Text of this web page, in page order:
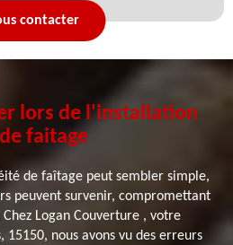
contacter
lors de l'installation
faitage
de faîtage peut sembler simple,
peuvent survenir, compromettant
Logan Couverture , votre
15150, nous avons vu des erreurs